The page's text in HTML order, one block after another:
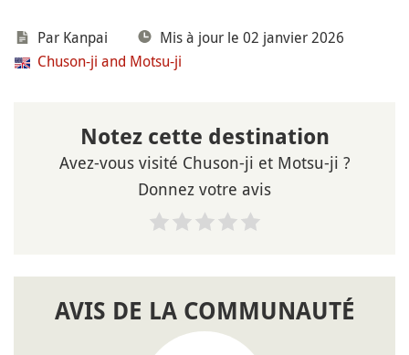
Par Kanpai
Mis à jour le 02 janvier 2026
Chuson-ji and Motsu-ji
Notez cette destination
Avez-vous visité Chuson-ji et Motsu-ji ?
Donnez votre avis
AVIS DE LA COMMUNAUTÉ